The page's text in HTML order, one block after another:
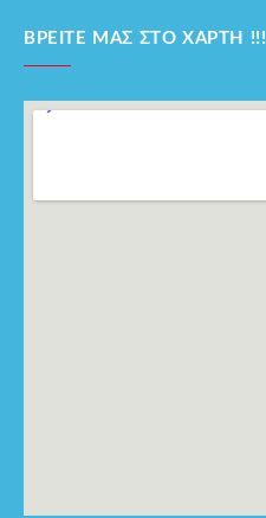
ΒΡΕΊΤΕ ΜΑΣ ΣΤΟ ΧΆΡΤΗ !!!